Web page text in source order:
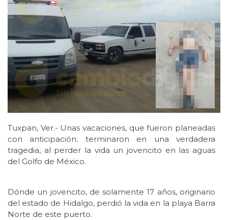
Tuxpan, Ver.- Unas vacaciones, que fueron planeadas
con anticipación; terminaron en una verdadera
tragedia, al perder la vida un jovencito en las aguas
del Golfo de México.
Dónde un jovencito, de solamente 17 años, originario
del estado de Hidalgo, perdió la vida en la playa Barra
Norte de este puerto.